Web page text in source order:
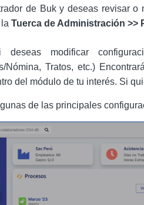
de Buk y deseas revisar o
Tuerca de Administración >>
deseas modificar
Nómina, Tratos, etc.)
del módulo de tu interés. Si
de las principales